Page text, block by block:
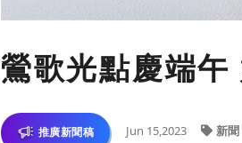
鶯歌光點慶端
推廣新聞稿 Jun 15,2023 新聞